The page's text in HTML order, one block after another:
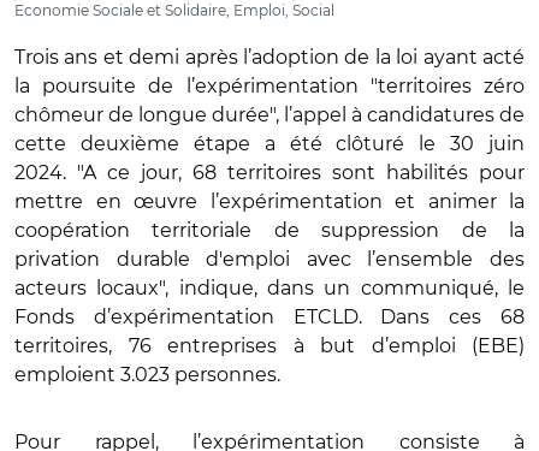
Economie Sociale et Solidaire, Emploi, Social
Trois ans et demi après l’adoption de la loi ayant acté
la poursuite de l’expérimentation "territoires zéro
chômeur de longue durée", l’appel à candidatures de
cette deuxième étape a été clôturé le 30 juin
2024. "A ce jour, 68 territoires sont habilités pour
mettre en œuvre l’expérimentation et animer la
coopération territoriale de suppression de la
privation durable d'emploi avec l’ensemble des
acteurs locaux", indique, dans un communiqué, le
Fonds d’expérimentation ETCLD. Dans ces 68
territoires, 76 entreprises à but d’emploi (EBE)
emploient 3.023 personnes.
Pour rappel, l’expérimentation consiste à